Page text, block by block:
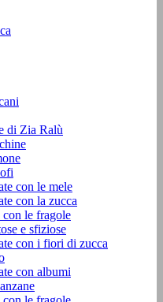
di Zia Ralù
con le mele
con la zucca
le fragole
e sfiziose
con i fiori di zucca
con albumi